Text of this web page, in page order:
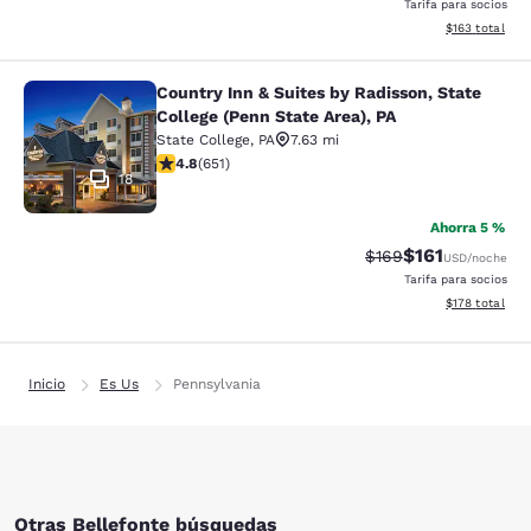
Tarifa para socios
Ver detalles
$163 total
Country Inn & Suites by Radisson,
18
Country Inn & Suites by Radisson, State
College (Penn State Area), PA
State College, PA
7.63 mi
calificación de 4.76 estrellas. Excepcional. 651
4.8(651)
Ahorra 5 %
Precio tachado:
$169Precio con
$161USD/noche
Tarifa para socios
Ver detalles
$178 total
Inicio Es Us Pennsylvania
Otras Bellefonte búsquedas